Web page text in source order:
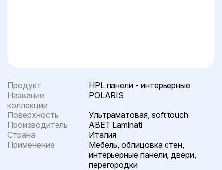
Продукт
HPL панели - интерьерные
Название
коллекции
POLARIS
Поверхность
Ультраматовая, soft touch
Производитель
ABET Laminati
Страна
Италия
Применение
Мебель, облицовка стен,
интерьерные панели, двери,
перегородки